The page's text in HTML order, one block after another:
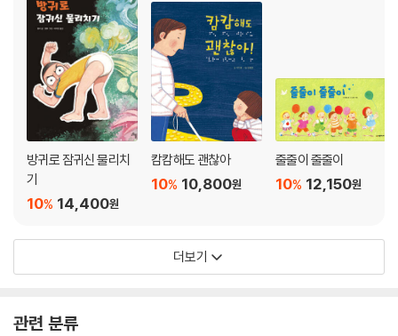
방귀로 잠귀신 물리치
기
14,400원
10%
캄캄해도 괜찮아
10,800원
10%
줄줄이 줄줄이
12,150원
10%
더보기
관련 분류